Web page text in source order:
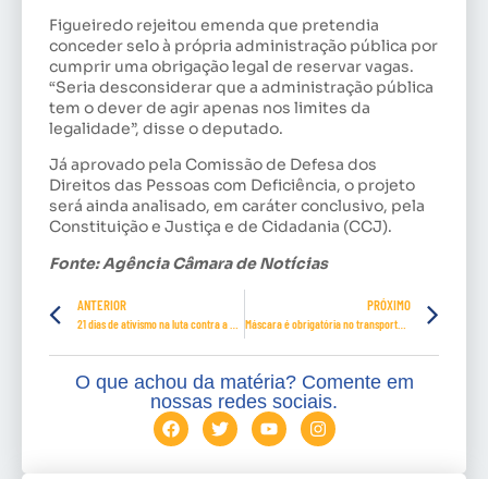
Figueiredo rejeitou emenda que pretendia
conceder selo à própria administração pública por
cumprir uma obrigação legal de reservar vagas.
“Seria desconsiderar que a administração pública
tem o dever de agir apenas nos limites da
legalidade”, disse o deputado.
Já aprovado pela Comissão de Defesa dos
Direitos das Pessoas com Deficiência, o projeto
será ainda analisado, em caráter conclusivo, pela
Constituição e Justiça e de Cidadania (CCJ).
Fonte: Agência Câmara de Notícias
ANTERIOR PRÓXIMO
Máscara é obrigatória no transporte público de SP
O que achou da matéria? Comente em
nossas redes sociais.